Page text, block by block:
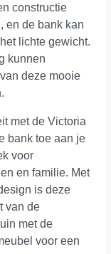
constructie
en de bank kan
lichte gewicht.
kunnen
deze mooie
met de Victoria
bank toe aan je
voor
en familie. Met
is deze
van de
met de
voor een